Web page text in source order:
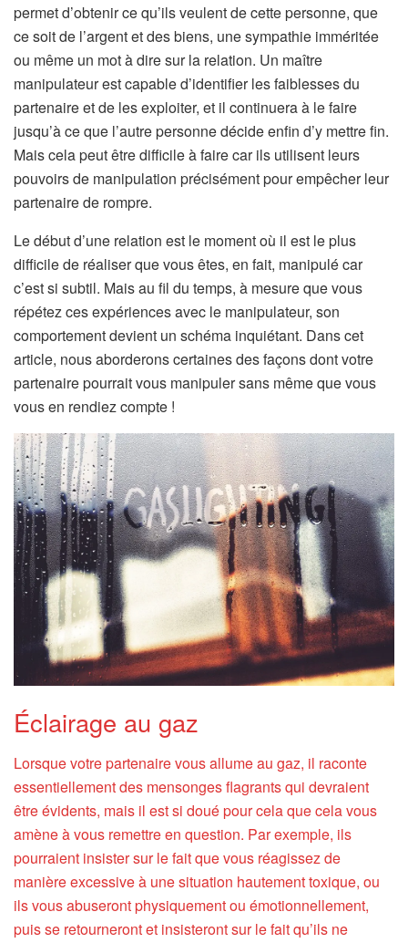
permet d’obtenir ce qu’ils veulent de cette personne, que
ce soit de l’argent et des biens, une sympathie imméritée
ou même un mot à dire sur la relation. Un maître
manipulateur est capable d’identifier les faiblesses du
partenaire et de les exploiter, et il continuera à le faire
jusqu’à ce que l’autre personne décide enfin d’y mettre fin.
Mais cela peut être difficile à faire car ils utilisent leurs
pouvoirs de manipulation précisément pour empêcher leur
partenaire de rompre.
Le début d’une relation est le moment où il est le plus
difficile de réaliser que vous êtes, en fait, manipulé car
c’est si subtil. Mais au fil du temps, à mesure que vous
répétez ces expériences avec le manipulateur, son
comportement devient un schéma inquiétant. Dans cet
article, nous aborderons certaines des façons dont votre
partenaire pourrait vous manipuler sans même que vous
vous en rendiez compte !
Éclairage au gaz
Lorsque votre partenaire vous allume au gaz, il raconte
essentiellement des mensonges flagrants qui devraient
être évidents, mais il est si doué pour cela que cela vous
amène à vous remettre en question. Par exemple, ils
pourraient insister sur le fait que vous réagissez de
manière excessive à une situation hautement toxique, ou
ils vous abuseront physiquement ou émotionnellement,
puis se retourneront et insisteront sur le fait qu’ils ne